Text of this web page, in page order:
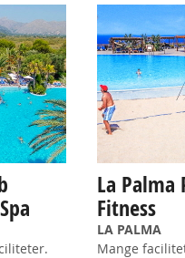
La Palma
Fitness
LA PALMA
Mange